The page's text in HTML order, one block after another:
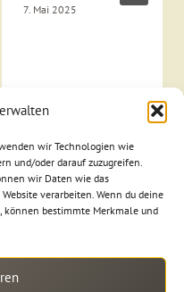
wir Technologien wie
und/oder darauf zuzugreifen.
wir Daten wie das
verarbeiten. Wenn du deine
können bestimmte Merkmale und
7. Mai 2025